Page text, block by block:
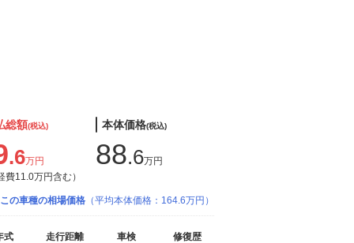
総額(税込)
.6万円
費11.0万円含む）
本体価格(税込)
88.6万円
この車種の相場価格 （平均本体価格：164.6万円）
式
走行距離
車検
修復歴